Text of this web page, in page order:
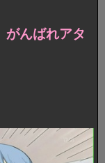
がんばれアタ